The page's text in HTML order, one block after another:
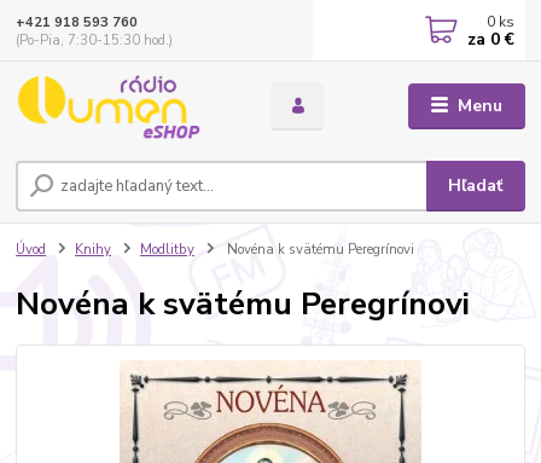
Menu
Hľadať
+421 918 593 760
(Po-Pia, 7:30-15:30 hod.)
0 ks
za 0 €
Úvod Knihy Modlitby Novéna k svätému Peregrínovi
Novéna k svätému Peregrínovi